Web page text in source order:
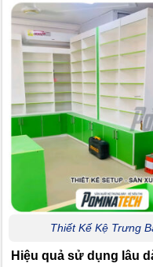
Thiết Kế Kệ Trưng
Hiệu quả sử dụng lâu